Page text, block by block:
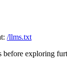
/llms.txt
before exploring